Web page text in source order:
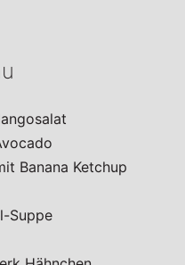
Banana Ketchup
Suppe